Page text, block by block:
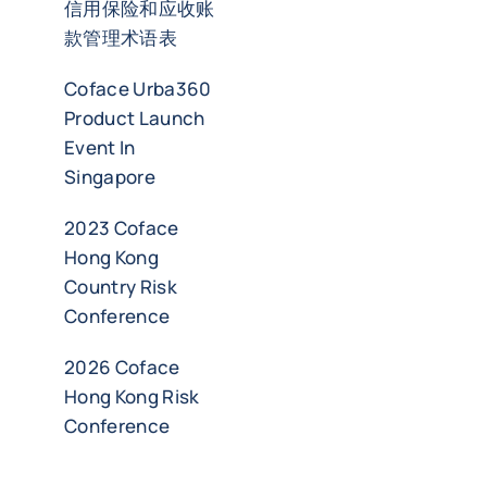
信用保险和应收账
款管理术语表
Coface Urba360
Product Launch
Event In
Singapore
2023 Coface
Hong Kong
Country Risk
Conference
2026 Coface
Hong Kong Risk
Conference